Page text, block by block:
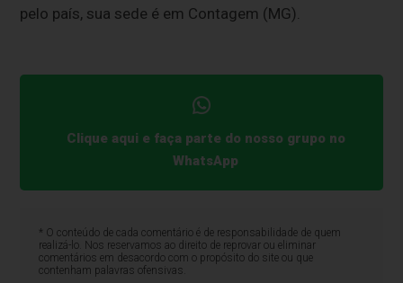
pelo país, sua sede é em Contagem (MG).
Clique aqui e faça parte do nosso grupo no
WhatsApp
* O conteúdo de cada comentário é de responsabilidade de quem
realizá-lo. Nos reservamos ao direito de reprovar ou eliminar
comentários em desacordo com o propósito do site ou que
contenham palavras ofensivas.